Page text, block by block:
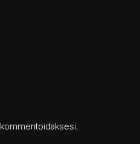
kommentoidaksesi.